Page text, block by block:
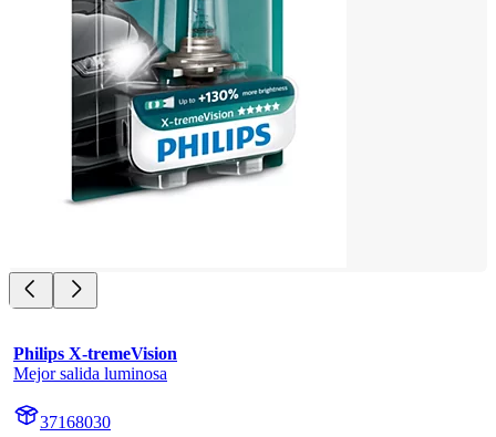
Philips X-tremeVision
Mejor salida luminosa
37168030